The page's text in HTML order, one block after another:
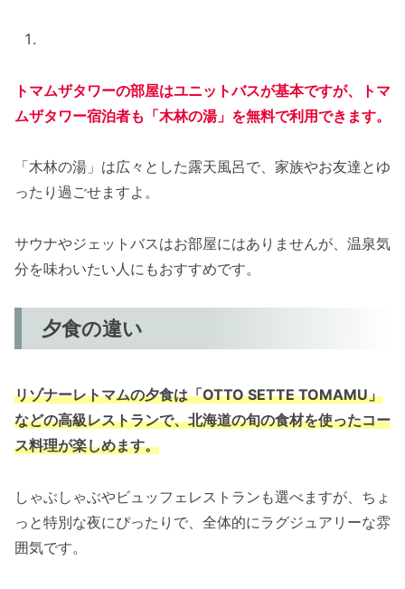
トマムザタワーの部屋はユニットバスが基本ですが、トマ
ムザタワー宿泊者も「木林の湯」を無料で利用できます。
「木林の湯」は広々とした露天風呂で、家族やお友達とゆ
ったり過ごせますよ。
サウナやジェットバスはお部屋にはありませんが、温泉気
分を味わいたい人にもおすすめです。
夕食の違い
リゾナーレトマムの夕食は「OTTO SETTE TOMAMU」
などの高級レストランで、北海道の旬の食材を使ったコー
ス料理が楽しめます。
しゃぶしゃぶやビュッフェレストランも選べますが、ちょ
っと特別な夜にぴったりで、全体的にラグジュアリーな雰
囲気です。